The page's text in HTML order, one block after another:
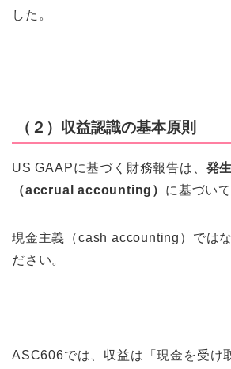
した。
（２）収益認識の基本原則
US GAAPに基づく財務報告は、 発
（accrual accounting） に基づい
現金主義（cash accounting）では
ださい。
ASC606では、収益は「現金を受け